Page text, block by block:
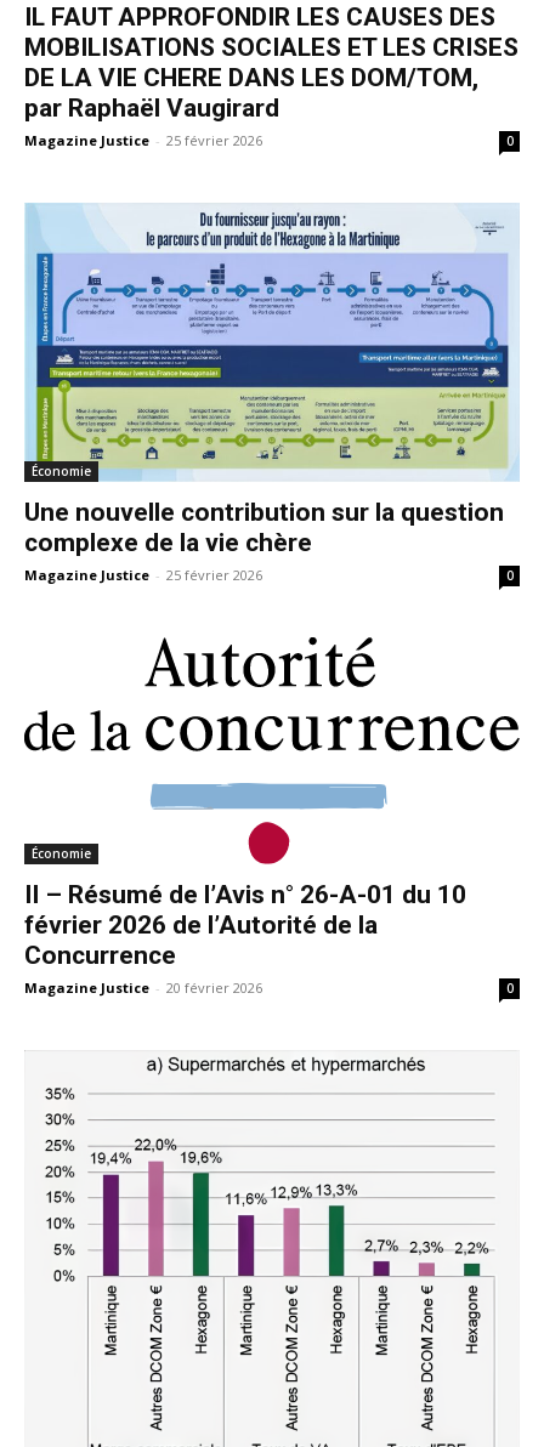
IL FAUT APPROFONDIR LES CAUSES DES
MOBILISATIONS SOCIALES ET LES CRISES
DE LA VIE CHERE DANS LES DOM/TOM,
par Raphaël Vaugirard
Magazine Justice - 25 février 2026 0
Économie
Une nouvelle contribution sur la question
complexe de la vie chère
Magazine Justice - 25 février 2026 0
Économie
II – Résumé de l’Avis n° 26-A-01 du 10
février 2026 de l’Autorité de la
Concurrence
Magazine Justice - 20 février 2026 0